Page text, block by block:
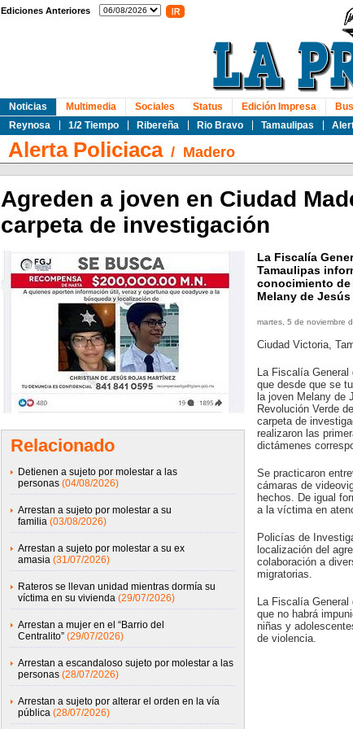
Ediciones Anteriores
Noticias
Reynosa
1/2 Tiempo Ribereña Rio Bravo Tamaulipas
Multimedia Sociales Status Edición Impresa
Alerta Policiaca/ Madero
Agreden a joven en Ciudad
carpeta de investigación
Relacionado
Detienen a sujeto por molestar a las
personas (04/08/2026)
Arrestan a sujeto por molestar a su
familia (03/08/2026)
Arrestan a sujeto por molestar a su ex
amasia (31/07/2026)
Rateros se llevan unidad mientras dormía su
víctima en su vivienda (29/07/2026)
Arrestan a mujer en el “Barrio del
Centralito” (29/07/2026)
Arrestan a escandaloso sujeto por molestar a las
personas (28/07/2026)
Arrestan a sujeto por alterar el orden en la vía
pública (28/07/2026)
La Fiscalía
Tamaulipas
conocimiento
Melany de
martes, 5 de noviembre
Ciudad Victoria,
La Fiscalía
que desde que se
la joven Melany de
Revolución Verde
carpeta de
realizaron las
dictámenes
Se practicaron
cámaras de
hechos. De igual
a la víctima en
Policías de
localización del
colaboración a
migratorias.
La Fiscalía
que no habrá
niñas y
de violencia.